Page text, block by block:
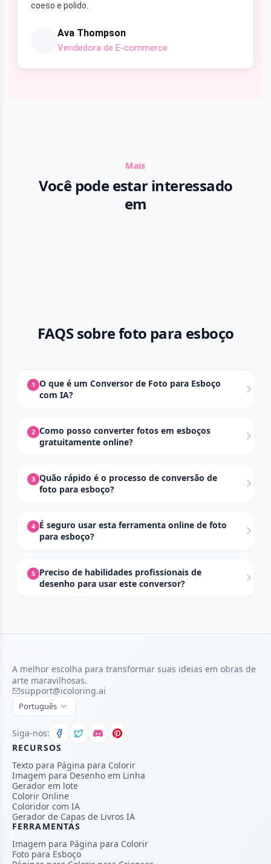
coeso e polido.
Ava Thompson
Vendedora de E-commerce
Mais
Você pode estar interessado
em
FAQS sobre foto para esboço
1 O que é um Conversor de Foto para Esboço
com IA?
2 Como posso converter fotos em esboços
gratuitamente online?
3 Quão rápido é o processo de conversão de
foto para esboço?
4 É seguro usar esta ferramenta online de foto
para esboço?
5 Preciso de habilidades profissionais de
desenho para usar este conversor?
A melhor escolha para transformar suas ideias em obras de
arte maravilhosas.
support@icoloring.ai
Português
Siga-nos:
RECURSOS
Texto para Página para Colorir
Imagem para Desenho em Linha
Gerador em lote
Colorir Online
Coloridor com IA
Gerador de Capas de Livros IA
FERRAMENTAS
Imagem para Página para Colorir
Foto para Esboço